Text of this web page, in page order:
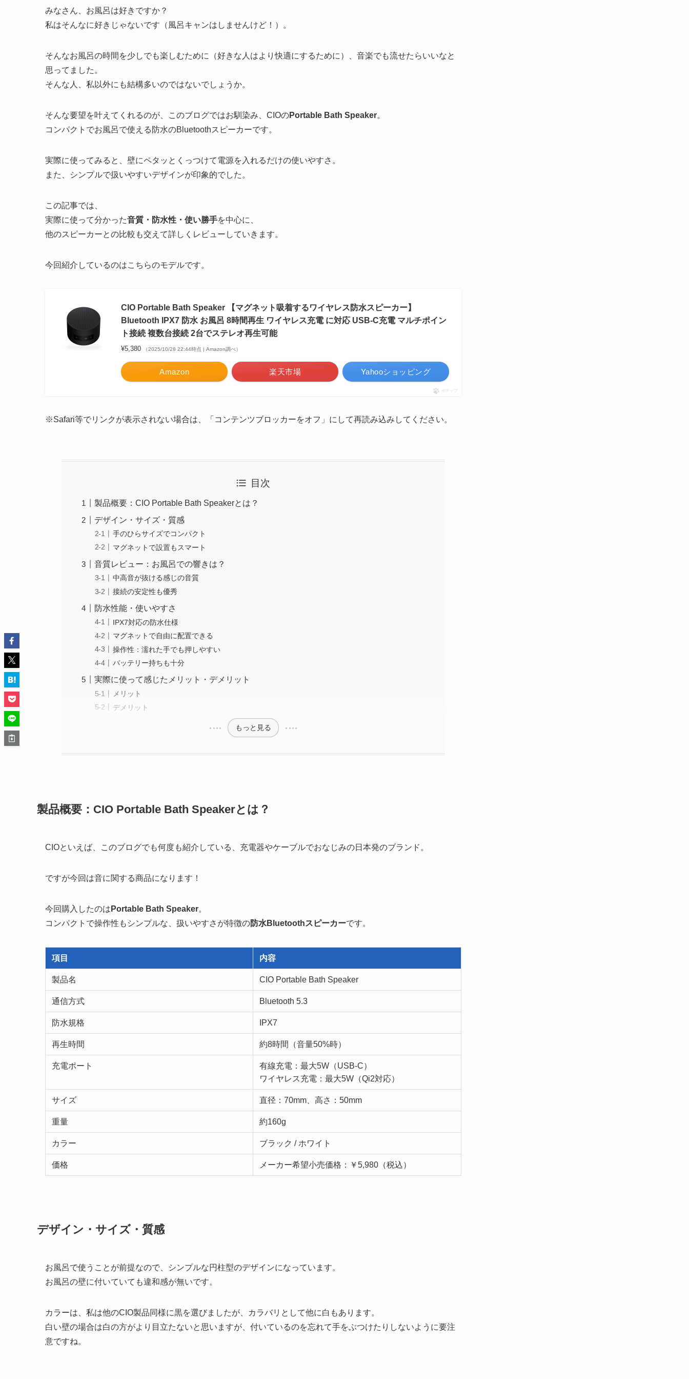
みなさん、お風呂は好きですか？
私はそんなに好きじゃないです（風呂キャンはしませんけど！）。
そんなお風呂の時間を少しでも楽しむために（好きな人はより快適にするために）、音楽でも流せたらいいなと
思ってました。
そんな人、私以外にも結構多いのではないでしょうか。
そんな要望を叶えてくれるのが、このブログではお馴染み、CIOのPortable Bath Speaker。
コンパクトでお風呂で使える防水のBluetoothスピーカーです。
実際に使ってみると、壁にペタッとくっつけて電源を入れるだけの使いやすさ。
また、シンプルで扱いやすいデザインが印象的でした。
この記事では、
実際に使って分かった音質・防水性・使い勝手を中心に、
他のスピーカーとの比較も交えて詳しくレビューしていきます。
今回紹介しているのはこちらのモデルです。
CIO Portable Bath Speaker 【マグネット吸着するワイヤレス防水スピーカー】
Bluetooth IPX7 防水 お風呂 8時間再生 ワイヤレス充電 に対応 USB-C充電 マルチポイン
ト接続 複数台接続 2台でステレオ再生可能
¥5,380 （2025/10/28 22:44時点 | Amazon調べ）
Amazon 楽天市場 Yahooショッピング
ポチップ
※Safari等でリンクが表示されない場合は、「コンテンツブロッカーをオフ」にして再読み込みしてください。
目次
製品概要：CIO Portable Bath Speakerとは？
デザイン・サイズ・質感
手のひらサイズでコンパクト
マグネットで設置もスマート
音質レビュー：お風呂での響きは？
中高音が抜ける感じの音質
接続の安定性も優秀
防水性能・使いやすさ
IPX7対応の防水仕様
マグネットで自由に配置できる
操作性：濡れた手でも押しやすい
バッテリー持ちも十分
実際に使って感じたメリット・デメリット
メリット
デメリット
もっと見る
製品概要：CIO Portable Bath Speakerとは？
CIOといえば、このブログでも何度も紹介している、充電器やケーブルでおなじみの日本発のブランド。
ですが今回は音に関する商品になります！
今回購入したのは Portable Bath Speaker。
コンパクトで操作性もシンプルな、扱いやすさが特徴の防水Bluetoothスピーカーです。
項目 内容
製品名 CIO Portable Bath Speaker
通信方式 Bluetooth 5.3
防水規格 IPX7
再生時間 約8時間（音量50%時）
充電ポート
有線充電：最大5W（USB-C）
ワイヤレス充電：最大5W（Qi2対応）
サイズ 直径：70mm、高さ：50mm
重量 約160g
カラー ブラック / ホワイト
価格 メーカー希望小売価格：￥5,980（税込）
デザイン・サイズ・質感
お風呂で使うことが前提なので、シンプルな円柱型のデザインになっています。
お風呂の壁に付いていても違和感が無いです。
カラーは、私は他のCIO製品同様に黒を選びましたが、カラバリとして他に白もあります。
白い壁の場合は白の方がより目立たないと思いますが、付いているのを忘れて手をぶつけたりしないように要注
意ですね。